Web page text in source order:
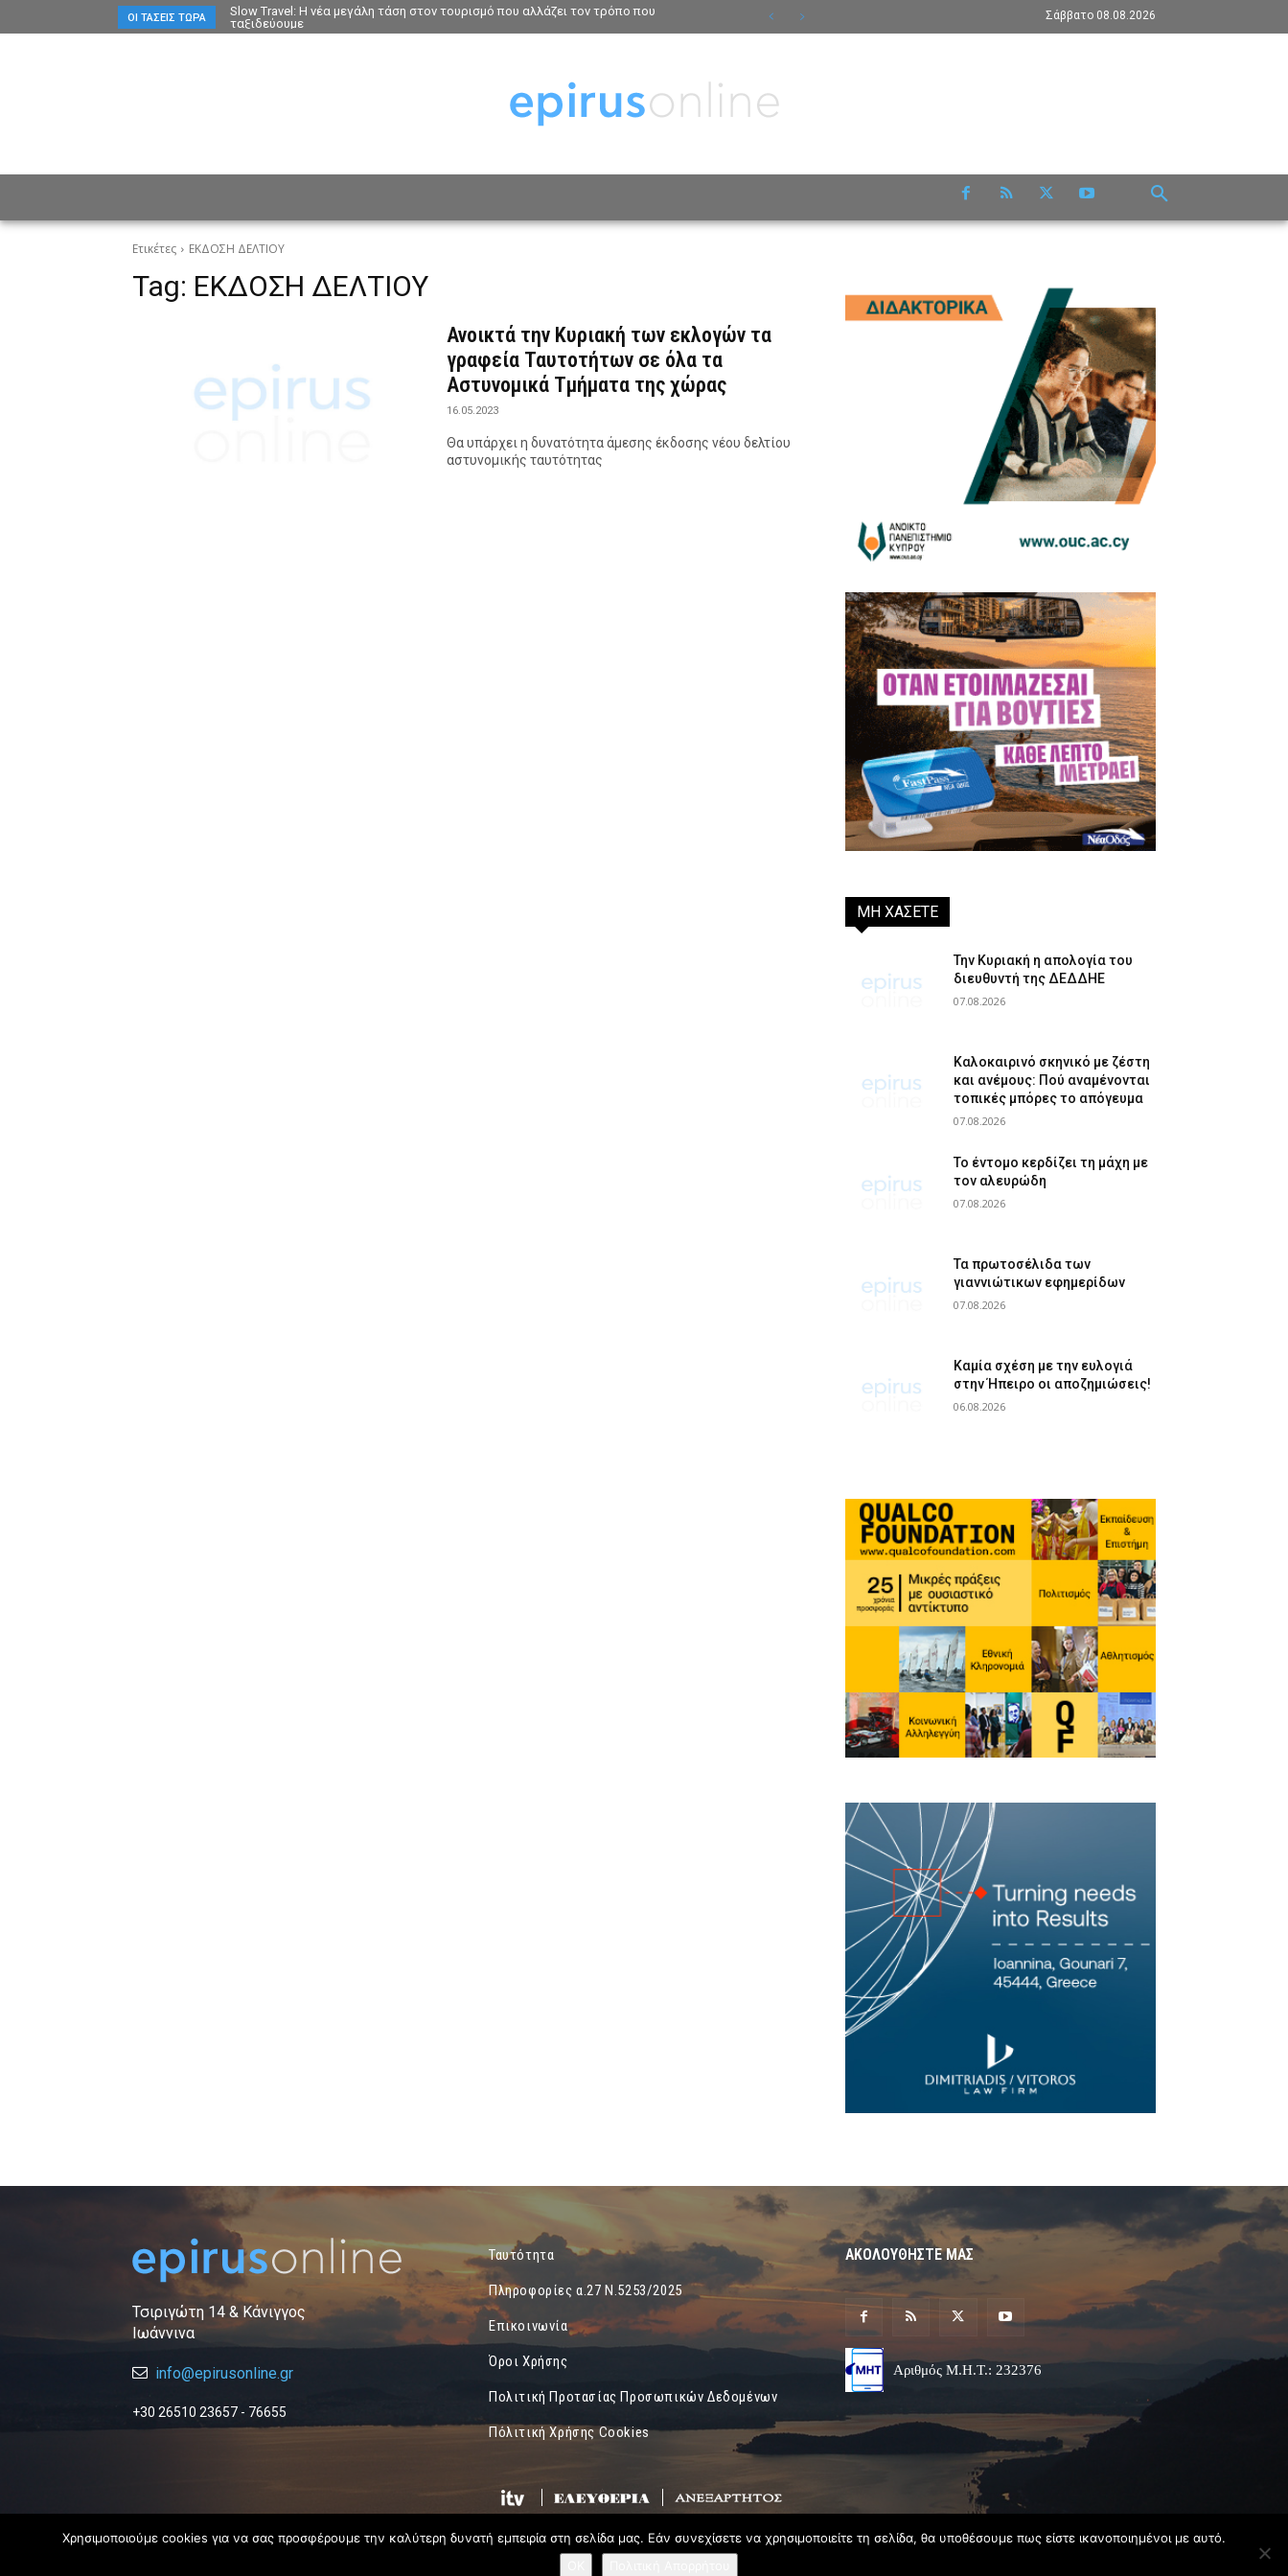
ΟΙ ΤΆΣΕΙΣ ΤΏΡΑ
Slow Travel: Η νέα μεγάλη τάση στον τουρισμό που αλλάζει τον τρόπο που
ταξιδεύουμε
Σάββατο 08.08.2026
Ετικέτες ΕΚΔΟΣΗ ΔΕΛΤΙΟΥ
Tag: ΕΚΔΟΣΗ ΔΕΛΤΙΟΥ
Ανοικτά την Κυριακή των εκλογών τα
γραφεία Ταυτοτήτων σε όλα τα
Αστυνομικά Τμήματα της χώρας
16.05.2023
Θα υπάρχει η δυνατότητα άμεσης έκδοσης νέου δελτίου
αστυνομικής ταυτότητας
ΜΗ ΧΑΣΕΤΕ
Την Κυριακή η απολογία του
διευθυντή της ΔΕΔΔΗΕ
07.08.2026
Καλοκαιρινό σκηνικό με ζέστη
και ανέμους: Πού αναμένονται
τοπικές μπόρες το απόγευμα
07.08.2026
Το έντομο κερδίζει τη μάχη με
τον αλευρώδη
07.08.2026
Τα πρωτοσέλιδα των
γιαννιώτικων εφημερίδων
07.08.2026
Καμία σχέση με την ευλογιά
στην Ήπειρο οι αποζημιώσεις!
06.08.2026
Τσιριγώτη 14 & Κάνιγγος
Ιωάννινα
info@epirusonline.gr
+30 26510 23657 - 76655
Ταυτότητα
Πληροφορίες α.27 Ν.5253/2025
Επικοινωνία
Όροι Χρήσης
Πολιτική Προτασίας Προσωπικών Δεδομένων
Πόλιτική Χρήσης Cookies
ΑΚΟΛΟΥΘΗΣΤΕ ΜΑΣ
Αριθμός Μ.Η.Τ.: 232376
Χρησιμοποιούμε cookies για να σας προσφέρουμε την καλύτερη δυνατή εμπειρία στη σελίδα μας. Εάν συνεχίσετε να χρησιμοποιείτε τη σελίδα, θα υποθέσουμε πως είστε ικανοποιημένοι με αυτό.